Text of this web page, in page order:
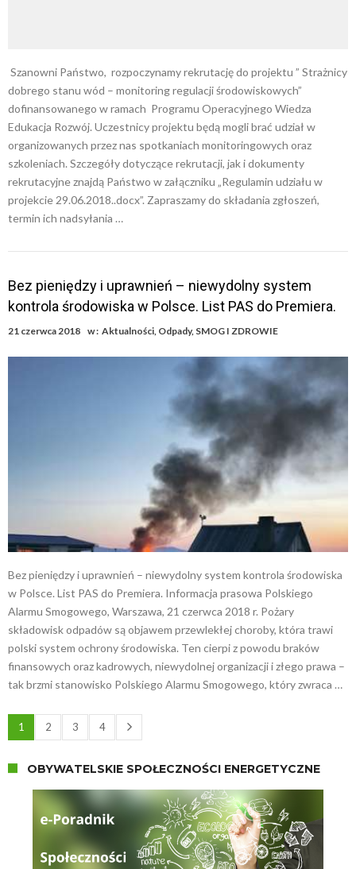
Szanowni Państwo, rozpoczynamy rekrutację do projektu ” Strażnicy
dobrego stanu wód – monitoring regulacji środowiskowych”
dofinansowanego w ramach Programu Operacyjnego Wiedza
Edukacja Rozwój. Uczestnicy projektu będą mogli brać udział w
organizowanych przez nas spotkaniach monitoringowych oraz
szkoleniach. Szczegóły dotyczące rekrutacji, jak i dokumenty
rekrutacyjne znajdą Państwo w załączniku „Regulamin udziału w
projekcie 29.06.2018..docx”. Zapraszamy do składania zgłoszeń,
termin ich nadsyłania …
Bez pieniędzy i uprawnień – niewydolny system
kontrola środowiska w Polsce. List PAS do Premiera.
21 czerwca 2018 w : Aktualności, Odpady, SMOG I ZDROWIE
Bez pieniędzy i uprawnień – niewydolny system kontrola środowiska
w Polsce. List PAS do Premiera. Informacja prasowa Polskiego
Alarmu Smogowego, Warszawa, 21 czerwca 2018 r. Pożary
składowisk odpadów są objawem przewlekłej choroby, która trawi
polski system ochrony środowiska. Ten cierpi z powodu braków
finansowych oraz kadrowych, niewydolnej organizacji i złego prawa –
tak brzmi stanowisko Polskiego Alarmu Smogowego, który zwraca …
1 2 3 4
OBYWATELSKIE SPOŁECZNOŚCI ENERGETYCZNE